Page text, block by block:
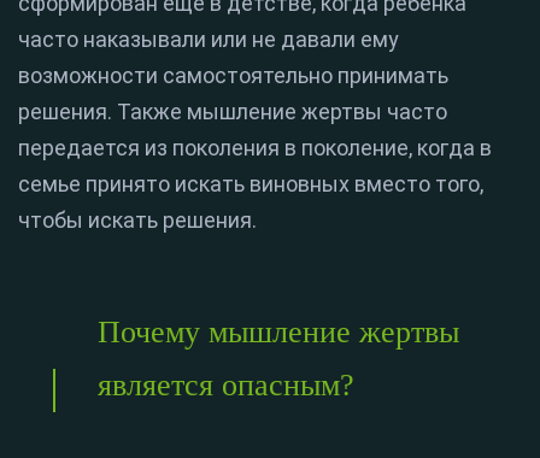
часто наказывали или не давали ему
возможности самостоятельно принимать
решения. Также мышление жертвы часто
передается из поколения в поколение, когда в
семье принято искать виновных вместо того,
чтобы искать решения.
Почему мышление жертвы
является опасным?